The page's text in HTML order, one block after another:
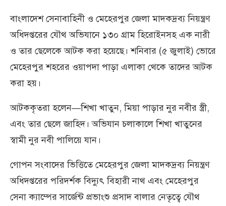
বাংলাদেশ সেনাবাহিনী ও মেহেরপুর জেলা মাদকদ্রব্য নিয়ন্ত্রণ
অধিদপ্তরের যৌথ অভিযানে ১৩০ গ্রাম হিরোইনসহ এক নারী
ও তার ছেলেকে আটক করা হয়েছে। শনিবার (৫ জুলাই) ভোরে
মেহেরপুর শহরের ওয়াপদা পাড়া এলাকা থেকে তাদের আটক
করা হয়।
আটককৃতরা হলেন—শিখা খাতুন, মিয়া পাড়ার নুর নবীর স্ত্রী,
এবং তার ছেলে জাহিদ। অভিযান চলাকালে শিখা খাতুনের
স্বামী নুর নবী পালিয়ে যান।
গোপন সংবাদের ভিত্তিতে মেহেরপুর জেলা মাদকদ্রব্য নিয়ন্ত্রণ
অধিদপ্তরের পরিদর্শক বিদ্যুৎ বিহারী নাথ এবং মেহেরপুর
সেনা ক্যাম্পের সার্জেন্ট প্রভাংশু প্রসাদ বালার নেতৃত্বে যৌথ